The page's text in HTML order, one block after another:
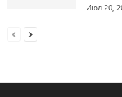
Июл 20,